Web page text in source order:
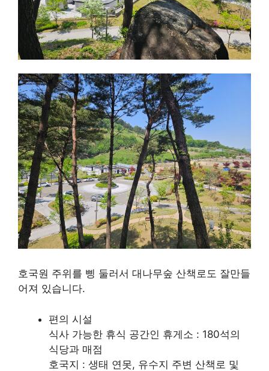
호국원 주위를 삥 둘러서 대나무숲 산책로도 잘만들
어져 있습니다.
편의 시설
식사 가능한 휴식 공간인 휴게소 : 180석의
식당과 매점
호국지 : 생태 연못, 유수지 주변 산책로 및